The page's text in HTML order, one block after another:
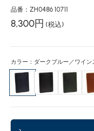
品番：ZH0486 10711
8,300円 (税込)
カラー：ダークブルー／ワイン